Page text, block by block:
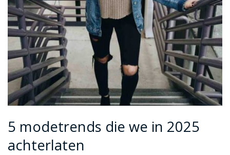
5 modetrends die we in 2025
achterlaten